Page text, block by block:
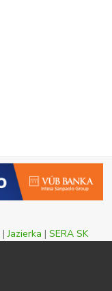
|Jazierka | SERA SK